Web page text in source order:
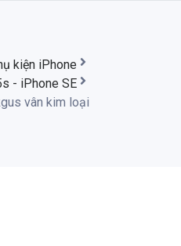
kiện iPhone
- iPhone SE
vân kim loại